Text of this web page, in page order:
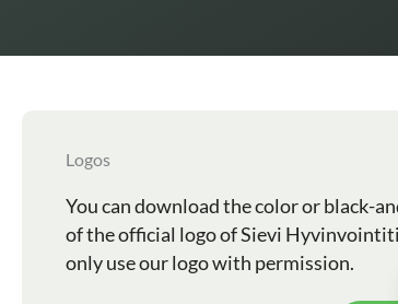
Logos
You can download the color or black-
of the official logo of Sievi
only use our logo with permission.